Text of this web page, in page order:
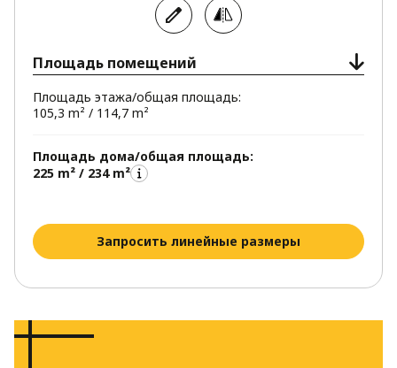
Площадь помещений
Площадь этажа/общая площадь:
105,3 m² / 114,7 m²
Площадь дома/общая площадь:
225 m² / 234 m²
Запросить линейные размеры